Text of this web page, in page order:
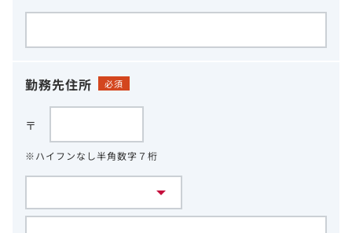
勤務先住所 必須
〒
※ハイフンなし半角数字７桁